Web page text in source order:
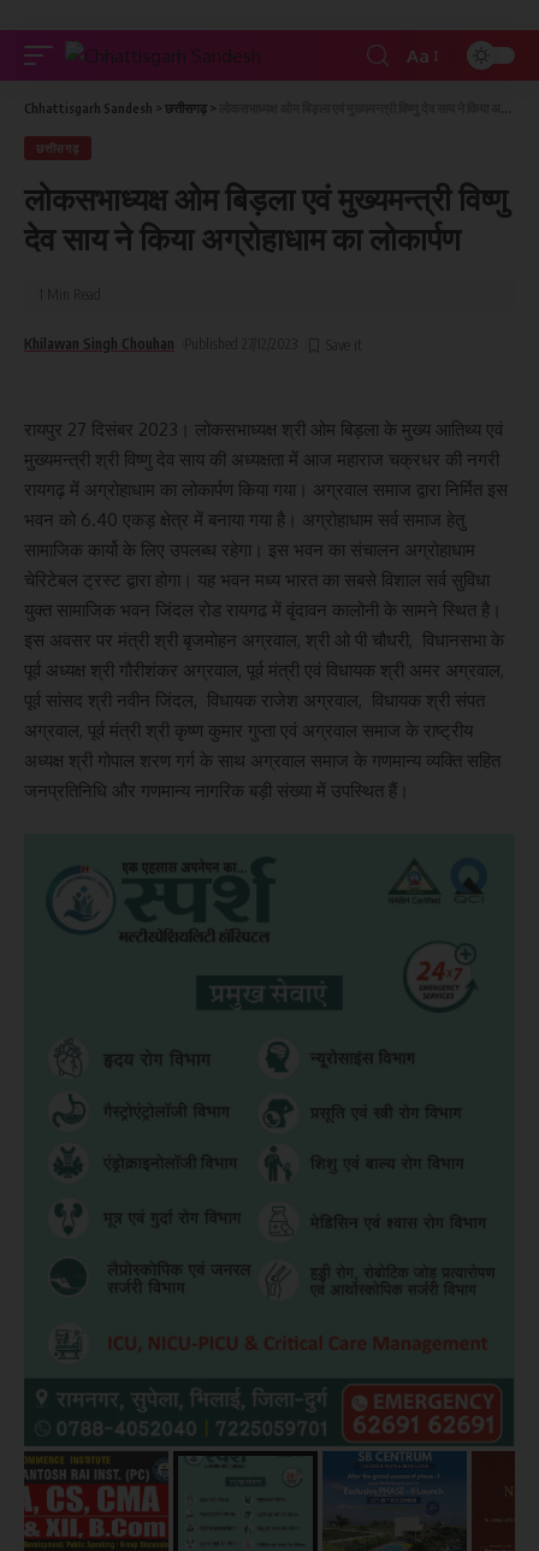
Aa
Chhattisgarh Sandesh > छत्तीसगढ़ >
छत्तीसगढ़
लोकसभाध्यक्ष ओम बिड़ला एवं मुख्यमन्त्री विष्णु
देव साय ने किया अग्रोहाधाम का लोकार्पण
Khilawan Singh Chouhan
रायपुर 27 दिसंबर 2023। लोकसभाध्यक्ष श्री ओम बिड़ला के मुख्य आतिथ्य एवं
मुख्यमन्त्री श्री विष्णु देव साय की अध्यक्षता में आज महाराज चक्रधर की नगरी
रायगढ़ में अग्रोहाधाम का लोकार्पण किया गया। अग्रवाल समाज द्वारा निर्मित इस
भवन को 6.40 एकड़ क्षेत्र में बनाया गया है। अग्रोहाधाम सर्व समाज हेतु
सामाजिक कार्यो के लिए उपलब्ध रहेगा। इस भवन का संचालन अग्रोहाधाम
चेरिटेबल ट्रस्ट द्वारा होगा। यह भवन मध्य भारत का सबसे विशाल सर्व सुविधा
युक्त सामाजिक भवन जिंदल रोड रायगढ में वृंदावन कालोनी के सामने स्थित है।
इस अवसर पर मंत्री श्री बृजमोहन अग्रवाल, श्री ओ पी चौधरी, विधानसभा के
पूर्व अध्यक्ष श्री गौरीशंकर अग्रवाल, पूर्व मंत्री एवं विधायक श्री अमर अग्रवाल,
पूर्व सांसद श्री नवीन जिंदल, विधायक राजेश अग्रवाल, विधायक श्री संपत
अग्रवाल, पूर्व मंत्री श्री कृष्ण कुमार गुप्ता एवं अग्रवाल समाज के राष्ट्रीय
अध्यक्ष श्री गोपाल शरण गर्ग के साथ अग्रवाल समाज के गणमान्य व्यक्ति सहित
जनप्रतिनिधि और गणमान्य नागरिक बड़ी संख्या में उपस्थित हैं।